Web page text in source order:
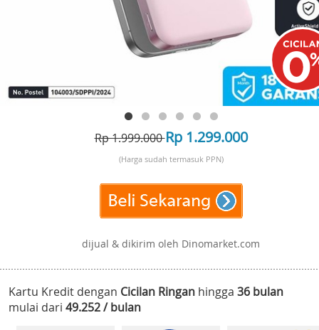
Rp 1.999.000Rp 1.299.000
(Harga sudah termasuk PPN)
dijual & dikirim oleh Dinomarket.com
Kartu Kredit dengan Cicilan Ringan hingga 36 bulan
mulai dari 49.252 / bulan